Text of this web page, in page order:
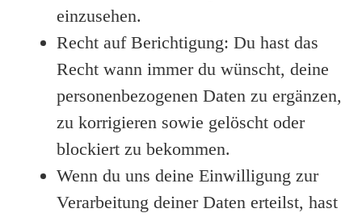
einzusehen.
Recht auf Berichtigung: Du hast das
Recht wann immer du wünscht, deine
personenbezogenen Daten zu ergänzen,
zu korrigieren sowie gelöscht oder
blockiert zu bekommen.
Wenn du uns deine Einwilligung zur
Verarbeitung deiner Daten erteilst, hast